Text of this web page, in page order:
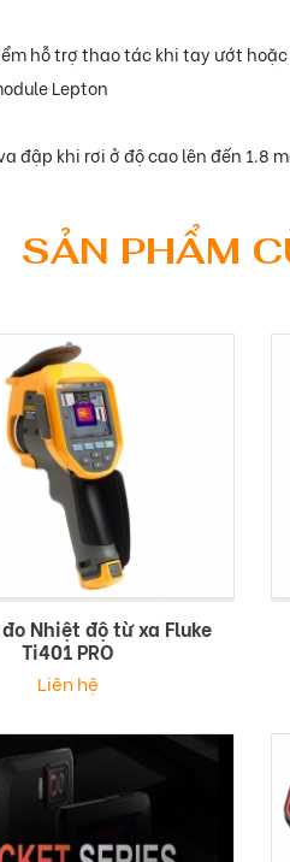
hỗ trợ thao tác khi tay ướt
Lepton
đập khi rơi ở độ cao lên đến 1.8
SẢN PHẨM
Nhiệt độ từ xa Fluke
Ti401 PRO
Liên hệ